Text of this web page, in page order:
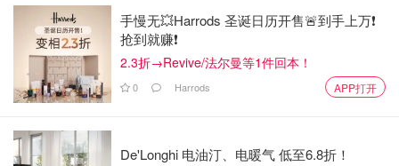
手慢无💥Harrods 圣诞日历开售🚨到手上万❗️
抢到就赚❗️
2.3折→Revive/法尔曼等1件回本！
0 Harrods APP打开
De'Longhi 电油汀、电暖气 低至6.8折！